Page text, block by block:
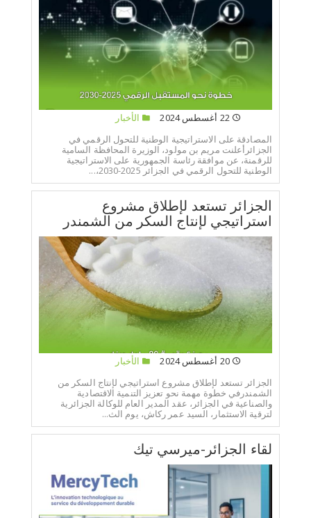
22 أغسطس 2024
الأخبار
المصادقة على الاستراتيجية الوطنية للتحول الرقمي في
الجزائرأعلنت مريم بن مولود، الوزيرة المحافظة السامية
للرقمنة، عن موافقة رئاسة الجمهورية على الاستراتيجية
الوطنية للتحول الرقمي في الجزائر 2025-2030،...
الجزائر تستعد لإطلاق مشروع
استراتيجي لإنتاج السكر من الشمندر
20 أغسطس 2024
الأخبار
الجزائر تستعد لإطلاق مشروع استراتيجي لإنتاج السكر من
الشمندرفي خطوة مهمة نحو تعزيز التنمية الاقتصادية
والصناعية في الجزائر، عقد المدير العام للوكالة الجزائرية
لترقية الاستثمار، السيد عمر ركاش، يوم الث...
لقاء الجزائر-ميرسي تيك